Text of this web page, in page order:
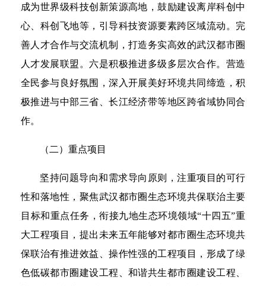
成为世界级科技创新策源高地，鼓励建设离岸科创中
心、科创飞地等，引导科技资源要素跨区域流动。完
善人才合作与交流机制，打造务实高效的武汉都市圈
人才发展联盟。六是积极推进多级多层次合作。营造
全民参与良好氛围，深入开展美好环境共同缔造，积
极推进与中部三省、长江经济带等地区跨省域协同合
作。
（二）重点项目
坚持问题导向和需求导向原则，注重项目的可行
性和落地性，聚焦武汉都市圈生态环境共保联治主要
目标和重点任务，衔接九地生态环境领域“十四五”重
大工程项目，提出未来五年能够对都市圈生态环境共
保联治有推进效益、操作性强的工程项目，形成了绿
色低碳都市圈建设工程、和谐共生都市圈建设工程、